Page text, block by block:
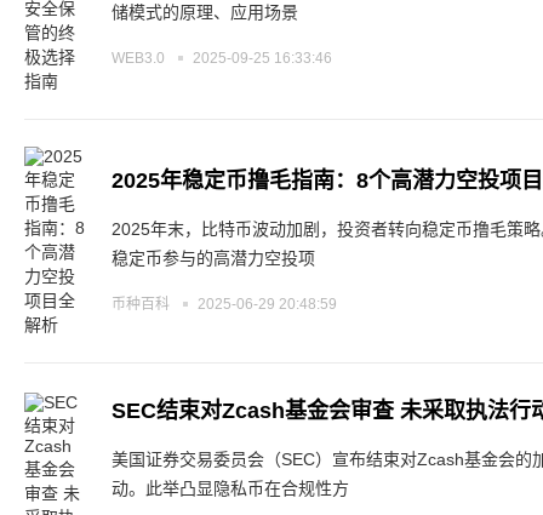
储模式的原理、应用场景
WEB3.0 2025-09-25 16:33:46
2025年稳定币撸毛指南：8个高潜力空投项
2025年末，比特币波动加剧，投资者转向稳定币撸毛策
稳定币参与的高潜力空投项
币种百科 2025-06-29 20:48:59
SEC结束对Zcash基金会审查 未采取执法行
美国证券交易委员会（SEC）宣布结束对Zcash基金会的
动。此举凸显隐私币在合规性方